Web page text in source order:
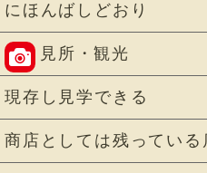
にほんばしどおり
見所・観光
現存し見学できる
商店としては残ってい